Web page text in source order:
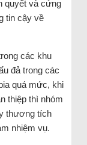
quyết và cứng
tin cậy về
các khu
đả trong các
quá mức, khi
thiệp thì nhóm
thương tích
nhiệm vụ.